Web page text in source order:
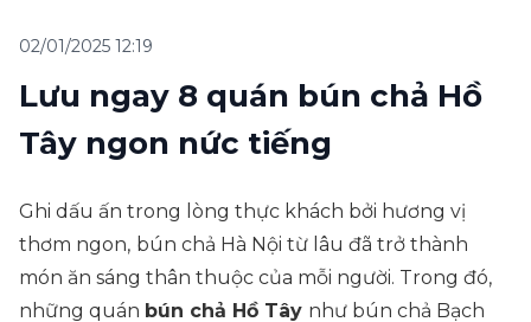
02/01/2025 12:19
Lưu ngay 8 quán bún chả Hồ
Tây ngon nức tiếng
Ghi dấu ấn trong lòng thực khách bởi hương vị
thơm ngon, bún chả Hà Nội từ lâu đã trở thành
món ăn sáng thân thuộc của mỗi người. Trong đó,
những quán bún chả Hồ Tây như bún chả Bạch